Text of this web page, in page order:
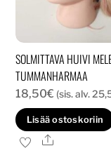
SOLMITTAVA HUIVI
TUMMANHARMAA
18,50€ (sis. alv.
Lisää ostoskoriin
Ale